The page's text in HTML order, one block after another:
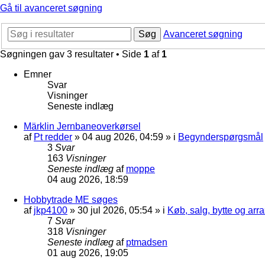
Gå til avanceret søgning
Søg
Avanceret søgning
Søgningen gav 3 resultater • Side 1 af 1
Emner
Svar
Visninger
Seneste indlæg
Märklin Jernbaneoverkørsel
af Pt redder » 04 aug 2026, 04:59 » i Begynderspørgsmål
3 Svar
163 Visninger
Seneste indlæg af moppe
04 aug 2026, 18:59
Hobbytrade ME søges
af jkp4100 » 30 jul 2026, 05:54 » i Køb, salg, bytte og
7 Svar
318 Visninger
Seneste indlæg af ptmadsen
01 aug 2026, 19:05